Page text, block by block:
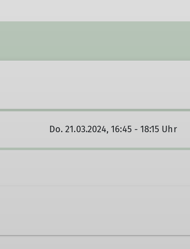
Do. 21.03.2024, 16:45 - 18:15 Uhr